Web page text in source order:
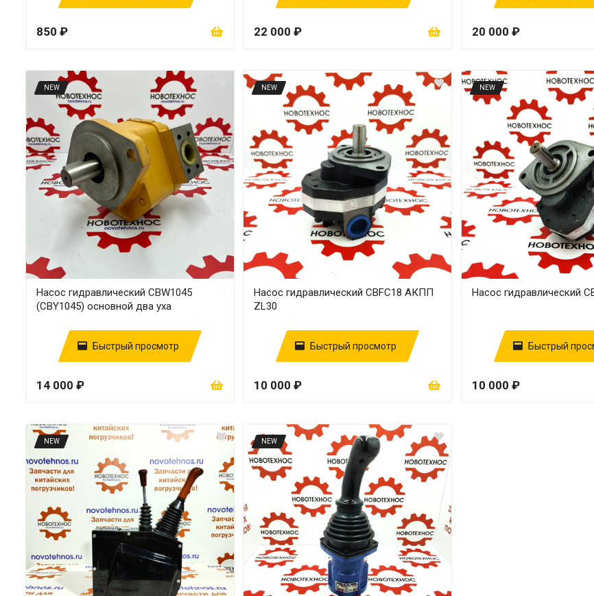
850 ₽ 22 000 ₽ 20 000 ₽
NEW
Насос гидравлический CBW1045
(CBY1045) основной два уха
Быстрый просмотр
14 000 ₽
NEW
Насос гидравлический СВFC18 АКПП
ZL30
Быстрый просмотр
10 000 ₽
NEW
Насос гидравлический
Быстрый
10 000 ₽
NEW NEW